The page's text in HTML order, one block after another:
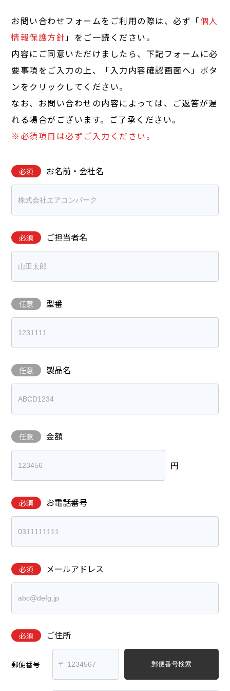
お問い合わせフォームをご利用の際は、必ず「個人
情報保護方針」をご一読ください。
内容にご同意いただけましたら、下記フォームに必
要事項をご入力の上、「入力内容確認画面へ」ボタ
ンをクリックしてください。
なお、お問い合わせの内容によっては、ご返答が遅
れる場合がございます。ご了承ください。
※必須項目は必ずご入力ください。
必須 お名前・会社名
必須 ご担当者名
任意 型番
任意 製品名
任意 金額
円
必須 お電話番号
必須 メールアドレス
必須 ご住所
郵便番号 郵便番号検索